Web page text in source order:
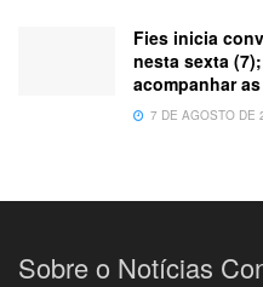
Fies inicia
nesta sexta
acompanhar
7 DE AGOSTO DE
Sobre o Notícias